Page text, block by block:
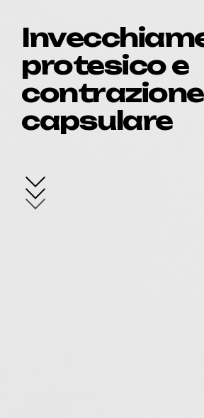
protesico e
contrazione
capsulare